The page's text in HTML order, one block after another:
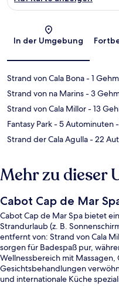
In der Umgebung
Strand von Cala Bona- 1
Strand von na Marins- 3
Strand von Cala Millor- 13
Fantasy Park- 5 Autominuten
Strand der Cala Agulla- 22
Mehr zu dieser
Cabot Cap de Mar
Cabot Cap de Mar Spa bietet
Strandurlaub (z. B.
entfernt von: Strand von Cala
sorgen für Badespaß pur,
Wellnessbereich mit
Gesichtsbehandlungen
und internationale Küche